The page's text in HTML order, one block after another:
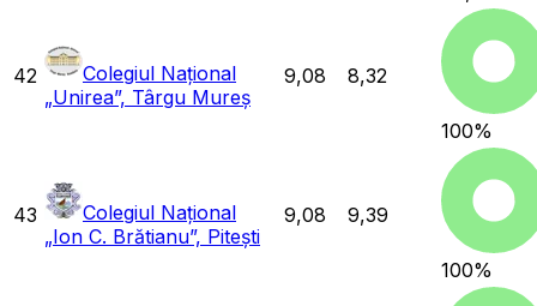
42
Colegiul Național
„Unirea”, Târgu Mureș
9,08 8,32
100%
43
Colegiul Național
„Ion C. Brătianu”, Pitești
9,08 9,39
100%